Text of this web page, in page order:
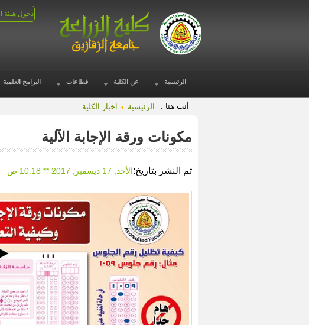
دخول هيئة
الرئيسية عن الكلية قطاعات البرامج العلمية
أنت هنا : الرئيسية اخبار الكلية
مكونات ورقة الإجابة الآلية
تم النشر بتاريخ:الأحد, 17 ديسمبر, 2017 ** 10:18 ص